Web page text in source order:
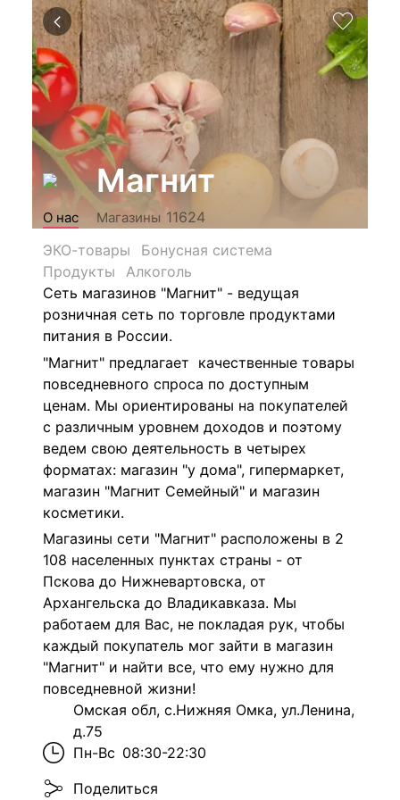
Магнит
О нас Магазины 11624
ЭКО-товары
Бонусная система
Продукты
Алкоголь
Сеть магазинов "Магнит" - ведущая
розничная сеть по торговле продуктами
питания в России.
"Магнит" предлагает качественные товары
повседневного спроса по доступным
ценам. Мы ориентированы на покупателей
с различным уровнем доходов и поэтому
ведем свою деятельность в четырех
форматах: магазин "у дома", гипермаркет,
магазин "Магнит Семейный" и магазин
косметики.
Магазины сети "Магнит" расположены в 2
108 населенных пунктах страны - от
Пскова до Нижневартовска, от
Архангельска до Владикавказа. Мы
работаем для Вас, не покладая рук, чтобы
каждый покупатель мог зайти в магазин
"Магнит" и найти все, что ему нужно для
повседневной жизни!
Омская обл, с.Нижняя Омка, ул.Ленина,
д.75
Пн-Вс 08:30-22:30
Поделиться